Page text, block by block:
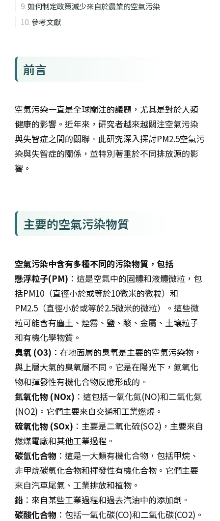
如何制定政策減少來自於農業的空氣污染
參考文獻
前言
空氣污染一直是全球關注的議題，尤其是對於人類
健康的影響。近年來，研究者越來越關注空氣污染
與失智症之間的關聯。此研究深入探討PM2.5空氣污
染與失智症的關係，並特別著重於不同排放源的影
響。
主要的空氣污染物質
空氣污染中含有多種不同的污染物質，包括
懸浮粒子(PM) ：這是空氣中的固體和液體微粒，包
括PM10（直徑小於或等於10微米的微粒）和
PM2.5（直徑小於或等於2.5微米的微粒）。這些微
粒可能含有塵土、煙霧、鹽、酸、金屬、土壤粒子
和有機化學物質。
臭氧 (O3) ：在地面層的臭氧是主要的空氣污染物，
與上層大氣的臭氧層不同。它是在陽光下，氮氧化
物和揮發性有機化合物反應形成的。
氮氧化物 (NOx) ：這包括一氧化氮(NO)和二氧化氮
(NO2)。它們主要來自交通和工業燃燒。
硫氧化物 (SOx) ：主要是二氧化硫(SO2)，主要來自
燃煤電廠和其他工業過程。
碳氫化合物 ：這是一大類有機化合物，包括甲烷、
非甲烷碳氫化合物和揮發性有機化合物。它們主要
來自汽車尾氣、工業排放和植物。
鉛 ：來自某些工業過程和過去汽油中的添加劑。
碳酸化合物 ：包括一氧化碳(CO)和二氧化碳(CO2)。